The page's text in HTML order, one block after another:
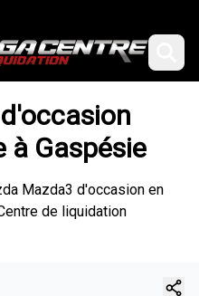
à Gaspésie
Mazda3 d'occasion en
de liquidation